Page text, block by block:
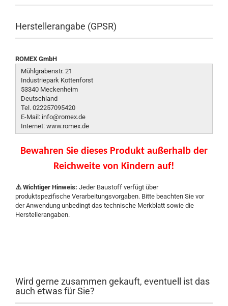
Herstellerangabe (GPSR)
ROMEX GmbH
Mühlgrabenstr. 21
Industriepark Kottenforst
53340 Meckenheim
Deutschland
Tel. 022257095420
E-Mail: info@romex.de
Internet: www.romex.de
Bewahren Sie dieses Produkt außerhalb der
Reichweite von Kindern auf!
⚠️ Wichtiger Hinweis: Jeder Baustoff verfügt über
produktspezifische Verarbeitungsvorgaben. Bitte beachten Sie vor
der Anwendung unbedingt das technische Merkblatt sowie die
Herstellerangaben.
Wird gerne zusammen gekauft, eventuell ist das
auch etwas für Sie?